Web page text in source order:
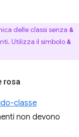
delle classi senza &
Utilizza il simbolo &
rosa
classe
non devono